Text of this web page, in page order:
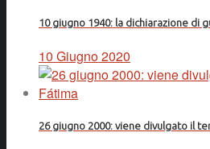
10 giugno 1940: la dichiarazione di
10 Giugno 2020
26 giugno 2000: viene divulgato il